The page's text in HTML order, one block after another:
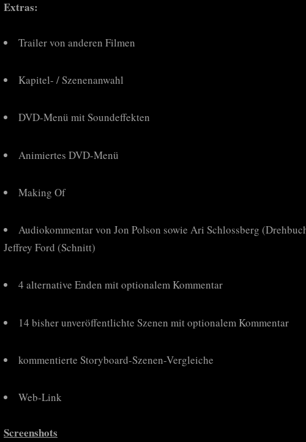
Extras:
Trailer von anderen Filmen
Kapitel- / Szenenanwahl
DVD-Menü mit Soundeffekten
Animiertes DVD-Menü
Making Of
Audiokommentar von Jon Polson sowie Ari Schlossberg
Jeffrey Ford (Schnitt)
4 alternative Enden mit optionalem Kommentar
14 bisher unveröffentlichte Szenen mit optionalem Kommentar
kommentierte Storyboard-Szenen-Vergleiche
Web-Link
Screenshots